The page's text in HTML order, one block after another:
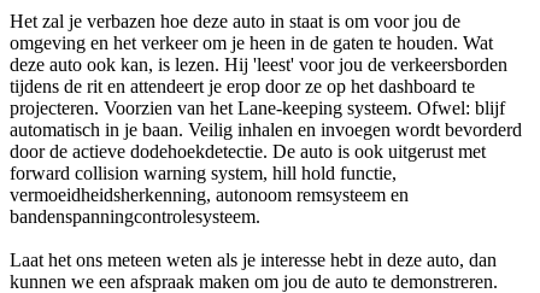
Het zal je verbazen hoe deze auto in staat is om voor jou de
omgeving en het verkeer om je heen in de gaten te houden. Wat
deze auto ook kan, is lezen. Hij 'leest' voor jou de verkeersborden
tijdens de rit en attendeert je erop door ze op het dashboard te
projecteren. Voorzien van het Lane-keeping systeem. Ofwel: blijf
automatisch in je baan. Veilig inhalen en invoegen wordt bevorderd
door de actieve dodehoekdetectie. De auto is ook uitgerust met
forward collision warning system, hill hold functie,
vermoeidheidsherkenning, autonoom remsysteem en
bandenspanningcontrolesysteem.
Laat het ons meteen weten als je interesse hebt in deze auto, dan
kunnen we een afspraak maken om jou de auto te demonstreren.